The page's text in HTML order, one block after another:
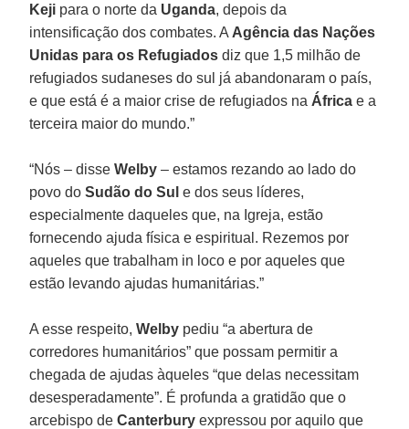
Keji para o norte da Uganda, depois da
intensificação dos combates. A Agência das Nações
Unidas para os Refugiados diz que 1,5 milhão de
refugiados sudaneses do sul já abandonaram o país,
e que está é a maior crise de refugiados na África e a
terceira maior do mundo.”
“Nós – disseWelby – estamos rezando ao lado do
povo doSudão do Sul e dos seus líderes,
especialmente daqueles que, na Igreja, estão
fornecendo ajuda física e espiritual. Rezemos por
aqueles que trabalham in loco e por aqueles que
estão levando ajudas humanitárias.”
A esse respeito,Welby pediu “a abertura de
corredores humanitários” que possam permitir a
chegada de ajudas àqueles “que delas necessitam
desesperadamente”. É profunda a gratidão que o
arcebispo deCanterbury expressou por aquilo que